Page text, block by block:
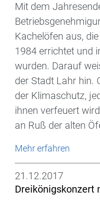
Mit dem
Kachelöfen aus,
1984 errichtet und
wurden. Darauf
der Stadt Lahr hin.
der Klimaschutz,
ihnen verfeuert
an Ruß der alten
Mehr erfahren
21.12.2017
Dreikönigskonzert